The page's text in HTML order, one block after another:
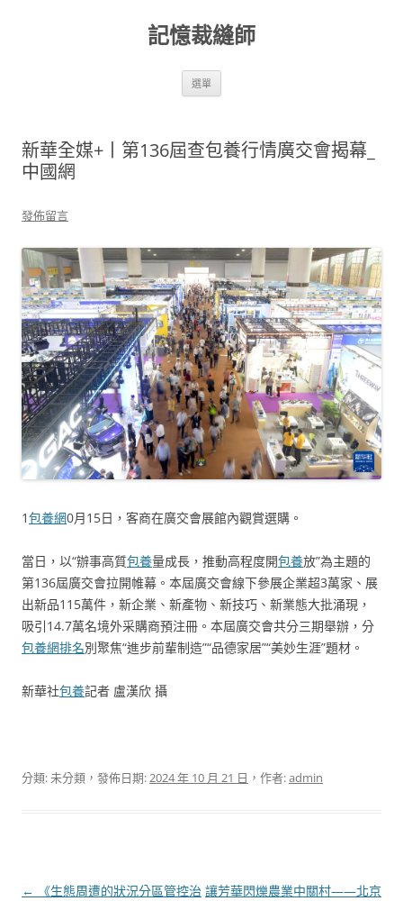
記憶裁縫師
選單
新華全媒+丨第136屆查包養行情廣交會揭幕_
中國網
發佈留言
1包養網0月15日，客商在廣交會展館內觀賞選購。
當日，以“辦事高質包養量成長，推動高程度開包養放”為主題的
第136屆廣交會拉開帷幕。本屆廣交會線下參展企業超3萬家、展
出新品115萬件，新企業、新產物、新技巧、新業態大批涌現，
吸引14.7萬名境外采購商預注冊。本屆廣交會共分三期舉辦，分
包養網排名別聚焦“進步前輩制造”“品德家居”“美妙生涯”題材。
新華社包養記者 盧漢欣 攝
分類: 未分類，發佈日期:2024 年 10 月 21 日 ，作者:admin
文
←
《生態周遭的狀況分區管控治 讓芳華閃爍農業中關村——北京